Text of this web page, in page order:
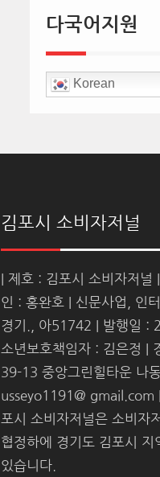
다국어지원
Korean
김포시 소비자저널
| 제호 : 김포시 소비자저
인 : 홍완호 | 신문사업, 인
경기., 아51742 | 발행일 :
소년보호책임자 : 김은정 |
39-13 중앙그린힐타운 나
usseyo1191@
포시 소비자저널은 소비자
협정하에 경기도 김포시 지
있습니다.